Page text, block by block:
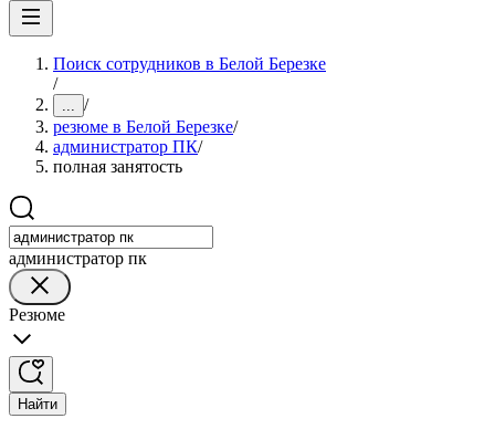
Поиск сотрудников в Белой Березке
/
... /
резюме в Белой Березке/
администратор ПК/
полная занятость
администратор пк
Резюме
Найти